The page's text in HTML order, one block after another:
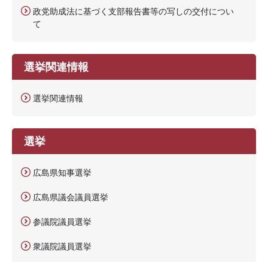
政党助成法に基づく支部報告書等の写しの交付につい
て
選挙関連情報
選挙関連情報
選挙
広島県知事選挙
広島県議会議員選挙
参議院議員選挙
衆議院議員選挙